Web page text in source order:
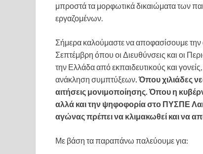
μπροστά τα μορφωτικά δικαιώματα των
εργαζομένων.
Σήμερα καλούμαστε να αποφασίσουμε
Σεπτέμβρη όπου οι Διευθύνσεις και οι
την Ελλάδα από εκπαιδευτικούς και
ανάκληση συμπτύξεων . Όπου χιλιάδες
αιτήσεις μονιμοποίησης. Όπου η
αλλά και την ψηφοφορία στο ΠΥΣΠΕ
αγώνας πρέπει να κλιμακωθεί και να
Με βάση τα παραπάνω παλεύουμε για: